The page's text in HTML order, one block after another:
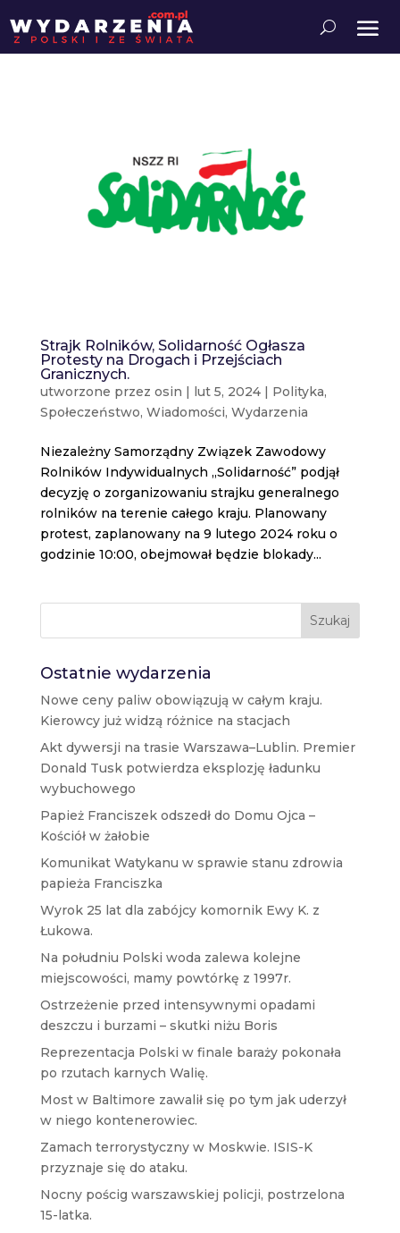
Strajk Rolników, Solidarność Ogłasza
Protesty na Drogach i Przejściach
Granicznych.
utworzone przez osin lut 5, 2024| Polityka,
Społeczeństwo, Wiadomości, Wydarzenia
Niezależny Samorządny Związek Zawodowy
Rolników Indywidualnych „Solidarność” podjął
decyzję o zorganizowaniu strajku generalnego
rolników na terenie całego kraju. Planowany
protest, zaplanowany na 9 lutego 2024 roku o
godzinie 10:00, obejmował będzie blokady...
Szukaj
Ostatnie wydarzenia
Nowe ceny paliw obowiązują w całym kraju.
Kierowcy już widzą różnice na stacjach
Akt dywersji na trasie Warszawa–Lublin. Premier
Donald Tusk potwierdza eksplozję ładunku
wybuchowego
Papież Franciszek odszedł do Domu Ojca –
Kościół w żałobie
Komunikat Watykanu w sprawie stanu zdrowia
papieża Franciszka
Wyrok 25 lat dla zabójcy komornik Ewy K. z
Łukowa.
Na południu Polski woda zalewa kolejne
miejscowości, mamy powtórkę z 1997r.
Ostrzeżenie przed intensywnymi opadami
deszczu i burzami – skutki niżu Boris
Reprezentacja Polski w finale baraży pokonała
po rzutach karnych Walię.
Most w Baltimore zawalił się po tym jak uderzył
w niego kontenerowiec.
Zamach terrorystyczny w Moskwie. ISIS-K
przyznaje się do ataku.
Nocny pościg warszawskiej policji, postrzelona
15-latka.